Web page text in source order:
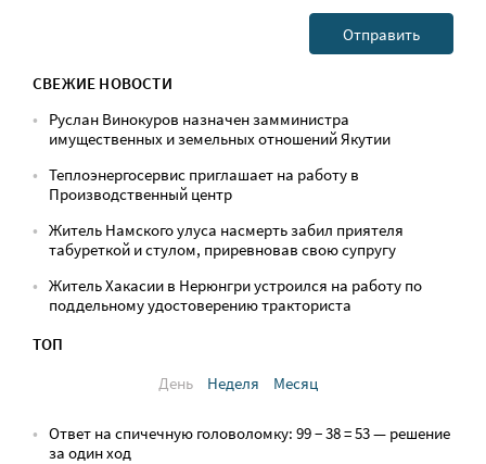
СВЕЖИЕ НОВОСТИ
Руслан Винокуров назначен замминистра
имущественных и земельных отношений Якутии
Теплоэнергосервис приглашает на работу в
Производственный центр
Житель Намского улуса насмерть забил приятеля
табуреткой и стулом, приревновав свою супругу
Житель Хакасии в Нерюнгри устроился на работу по
поддельному удостоверению тракториста
ТОП
День
Неделя Месяц
Ответ на спичечную головоломку: 99 − 38 = 53 — решение
за один ход